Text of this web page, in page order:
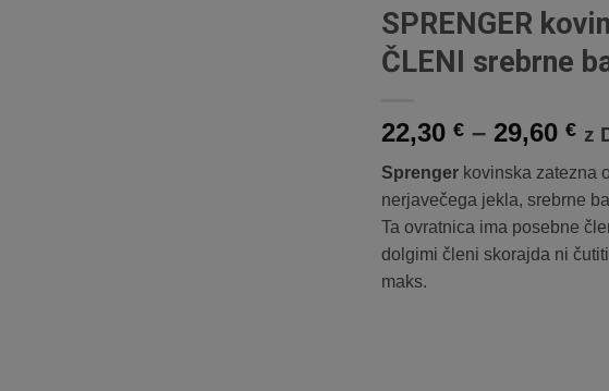
SPRENGER
ČLENI srebrne
22,30 € – 29,60 €
od
do
z
Sprenger kovinska zatezna
nerjavečega jekla, srebrne
Ta ovratnica ima posebne
dolgimi členi skorajda ni
maks.